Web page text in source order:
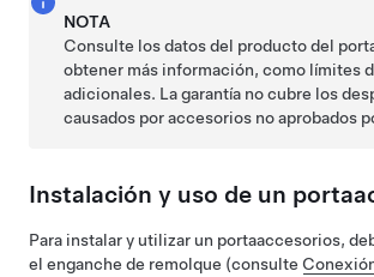
NOTA
Consulte los datos del producto del
obtener más información, como límites
adicionales. La garantía no cubre los
causados por accesorios no aprobados
Instalación y uso de un
Para instalar y utilizar un portaaccesorios,
el enganche de remolque (consulte